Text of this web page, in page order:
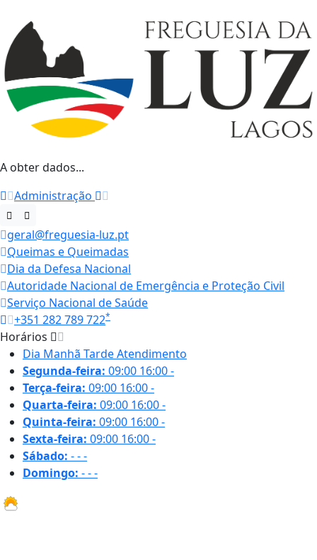
A obter dados...
Administração
geral@freguesia-luz.pt
Queimas e Queimadas
Dia da Defesa Nacional
Autoridade Nacional de Emergência e Proteção Civil
Serviço Nacional de Saúde
+351 282 789 722*
Horários
Dia Manhã TardeAtendimento
Segunda-feira: 09:00 16:00-
Terça-feira: 09:00 16:00-
Quarta-feira: 09:00 16:00-
Quinta-feira: 09:00 16:00-
Sexta-feira: 09:00 16:00-
Sábado: ---
Domingo: ---